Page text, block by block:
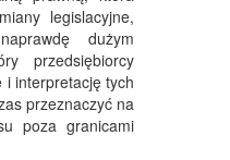
legislacyjne,
dużym
przedsiębiorcy
i interpretację tych
przeznaczyć na
poza granicami